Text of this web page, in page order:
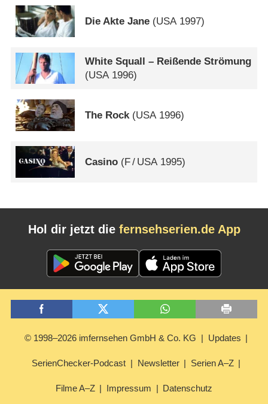
Die Akte Jane (USA1997)
White Squall – Reißende Strömung
(USA1996)
The Rock (USA 1996)
Casino (F/ USA1995)
Hol dir jetzt die fernsehserien.de App
© 1998–2026 imfernsehen GmbH & Co. KG Updates
SerienChecker-Podcast Newsletter Serien A–Z
Filme A–Z Impressum Datenschutz